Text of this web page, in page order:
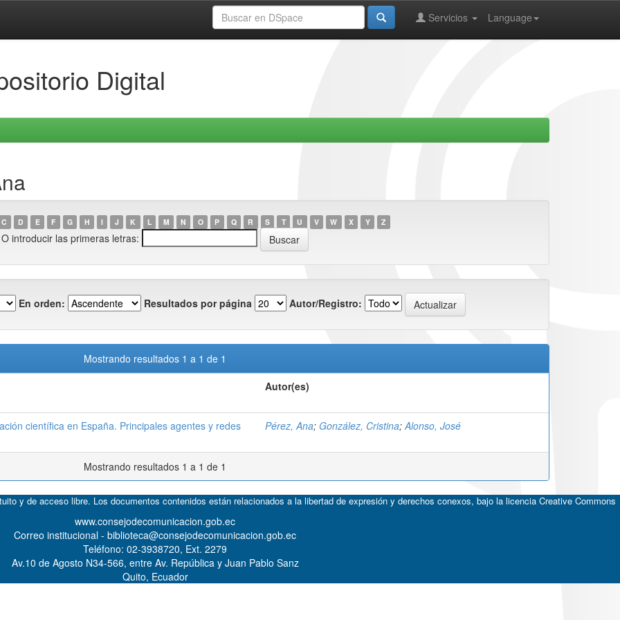
Language
Servicios
Digital
C D E F G H I J K L M N O P Q R S T U V W X Y Z
O introducir las primeras letras:
En orden: Resultados por página Autor/Registro:
Mostrando resultados 1 a 1 de 1
Autor(es)
científica en España. Principales agentes y redes
Pérez, Ana; González, Cristina;Alonso, José
Mostrando resultados 1 a 1 de 1
y de acceso libre. Los documentos contenidos están relacionados a la libertad de expresión y derechos conexos, bajo la licencia Creative Commons
www.consejodecomunicacion.gob.ec
Correo institucional - biblioteca@consejodecomunicacion.gob.ec
Teléfono: 02-3938720, Ext. 2279
Av.10 de Agosto N34-566, entre Av. República y Juan Pablo Sanz
Quito, Ecuador